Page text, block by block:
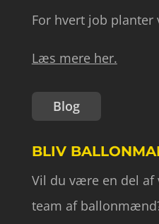
For hvert job
Læs mere her.
Blog
BLIV
Vil du være en del af
team af